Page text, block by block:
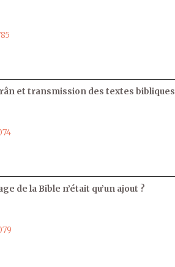
et transmission des textes bibliques
de la Bible n’était qu’un ajout ?